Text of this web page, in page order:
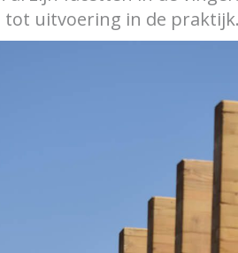
tot uitvoering in de praktijk.